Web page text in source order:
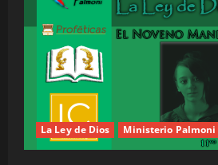
e
r
La Ley de Dios Ministerio Palmoni